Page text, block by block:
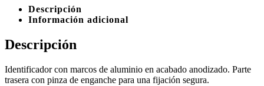
Descripción
Información adicional
Descripción
Identificador con marcos de aluminio en acabado anodizado. Parte
trasera con pinza de enganche para una fijación segura.